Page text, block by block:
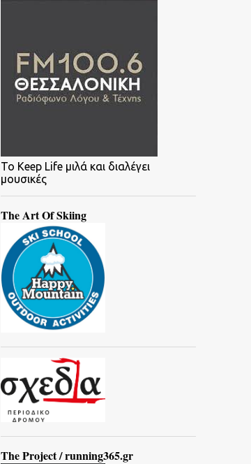
To Keep Life μιλά και διαλέγει
μουσικές
The Art Of Skiing
The Project / running365.gr